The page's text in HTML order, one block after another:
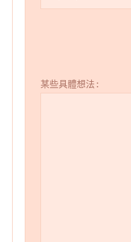
某些具體想法: